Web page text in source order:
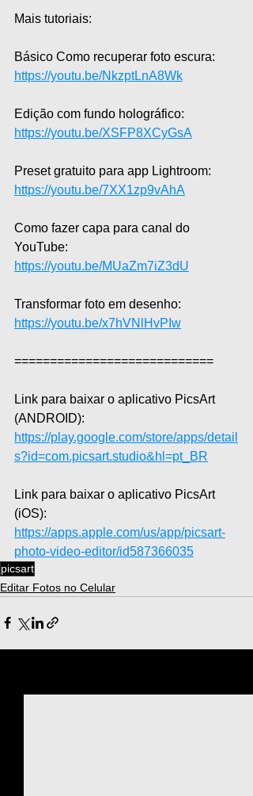
Mais tutoriais:
Básico Como recuperar foto escura:
https://youtu.be/NkzptLnA8Wk
Edição com fundo holográfico:
https://youtu.be/XSFP8XCyGsA
Preset gratuito para app Lightroom:
https://youtu.be/7XX1zp9vAhA
Como fazer capa para canal do
YouTube:
https://youtu.be/MUaZm7iZ3dU
Transformar foto em desenho:
https://youtu.be/x7hVNlHvPIw
============================
Link para baixar o aplicativo PicsArt
(ANDROID):
https://play.google.com/store/apps/detail
s?id=com.picsart.studio&hl=pt_BR
Link para baixar o aplicativo PicsArt
(iOS):
https://apps.apple.com/us/app/picsart-
photo-video-editor/id587366035
picsart
Editar Fotos no Celular